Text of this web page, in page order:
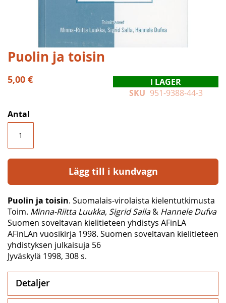
Hoppa
till
början
av
Puolin ja toisin
5,00 €
I LAGER
SKU 951-9388-44-3
Antal
Lägg till i kundvagn
Puolin ja toisin. Suomalais-virolaista kielentutkimusta
Toim. Minna-Riitta Luukka, Sigrid Salla& Hannele Dufva
Suomen soveltavan kielitieteen yhdistys AFinLA
AFinLAn vuosikirja 1998. Suomen soveltavan kielitieteen
yhdistyksen julkaisuja 56
Jyväskylä 1998, 308 s.
Detaljer